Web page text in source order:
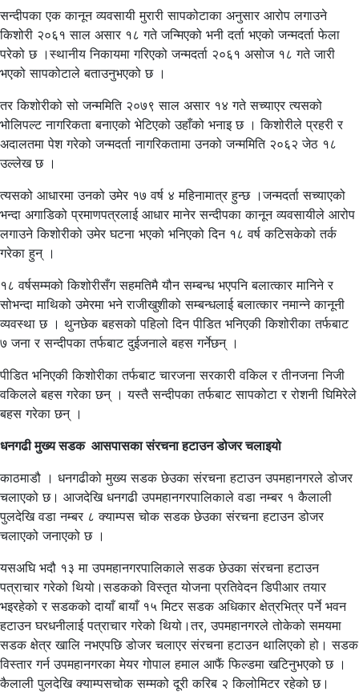
सन्दीपका एक कानून व्यवसायी मुरारी सापकोटाका अनुसार आरोप लगाउने
किशोरी २०६१ साल असार १८ गते जन्मिएको भनी दर्ता भएको जन्मदर्ता फेला
परेको छ ।स्थानीय निकायमा गरिएको जन्मदर्ता २०६१ असोज १८ गते जारी
भएको सापकोटाले बताउनुभएको छ ।
तर किशोरीको सो जन्ममिति २०७९ साल असार १४ गते सच्याएर त्यसको
भोलिपल्ट नागरिकता बनाएको भेटिएको उहाँको भनाइ छ । किशोरीले प्रहरी र
अदालतमा पेश गरेको जन्मदर्ता नागरिकतामा उनको जन्ममिति २०६२ जेठ १८
उल्लेख छ ।
त्यसको आधारमा उनको उमेर १७ वर्ष ४ महिनामात्र हुन्छ ।जन्मदर्ता सच्याएको
भन्दा अगाडिको प्रमाणपत्रलाई आधार मानेर सन्दीपका कानून व्यवसायीले आरोप
लगाउने किशोरीको उमेर घटना भएको भनिएको दिन १८ वर्ष कटिसकेको तर्क
गरेका हुन् ।
१८ वर्षसम्मको किशोरीसँग सहमतिमै यौन सम्बन्ध भएपनि बलात्कार मानिने र
सोभन्दा माथिको उमेरमा भने राजीखुशीको सम्बन्धलाई बलात्कार नमान्ने कानूनी
व्यवस्था छ । थुनछेक बहसको पहिलो दिन पीडित भनिएकी किशोरीका तर्फबाट
७ जना र सन्दीपका तर्फबाट दुईजनाले बहस गर्नेछन् ।
पीडित भनिएकी किशोरीका तर्फबाट चारजना सरकारी वकिल र तीनजना निजी
वकिलले बहस गरेका छन् । यस्तै सन्दीपका तर्फबाट सापकोटा र रोशनी घिमिरेले
बहस गरेका छन् ।
धनगढी मुख्य सडक आसपासका संरचना हटाउन डोजर चलाइयो
काठमाडौ । धनगढीको मुख्य सडक छेउका संरचना हटाउन उपमहानगरले डोजर
चलाएको छ। आजदेखि धनगढी उपमहानगरपालिकाले वडा नम्बर १ कैलाली
पुलदेखि वडा नम्बर ८ क्याम्पस चोक सडक छेउका संरचना हटाउन डोजर
चलाएको जनाएको छ ।
यसअघि भदौ १३ मा उपमहानगरपालिकाले सडक छेउका संरचना हटाउन
पत्राचार गरेको थियो।सडकको विस्तृत योजना प्रतिवेदन डिपीआर तयार
भइरहेको र सडकको दायाँ बायाँ १५ मिटर सडक अधिकार क्षेत्रभित्र पर्ने भवन
हटाउन घरधनीलाई पत्राचार गरेको थियो।तर, उपमहानगरले तोकेको समयमा
सडक क्षेत्र खालि नभएपछि डोजर चलाएर संरचना हटाउन थालिएको हो। सडक
विस्तार गर्न उपमहानगरका मेयर गोपाल हमाल आफैं फिल्डमा खटिनुभएको छ ।
कैलाली पुलदेखि क्याम्पसचोक सम्मको दूरी करिब २ किलोमिटर रहेको छ।